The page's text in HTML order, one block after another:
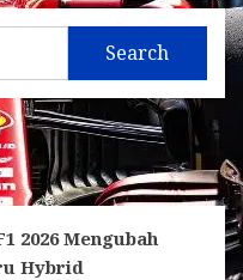
Search
2026 Mengubah
Hybrid